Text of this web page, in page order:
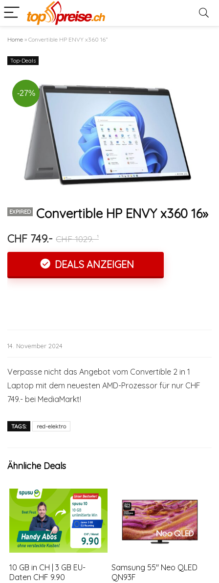
Home » Convertible HP ENVY x360 16”
Top-Deals
-27%
EXPIRED Convertible HP ENVY x360 16»
CHF 749.- CHF 1029.-¹
DEALS ANZEIGEN
14. November 2024
Verpasse nicht das Angebot vom Convertible 2 in 1
Laptop mit dem neuesten AMD-Prozessor für nur CHF
749.- bei MediaMarkt!
TAGS: red-elektro
Ähnliche Deals
10 GB in CH | 3 GB EU-
Daten CHF 9.90
Samsung 55″ Neo QLED
QN93F